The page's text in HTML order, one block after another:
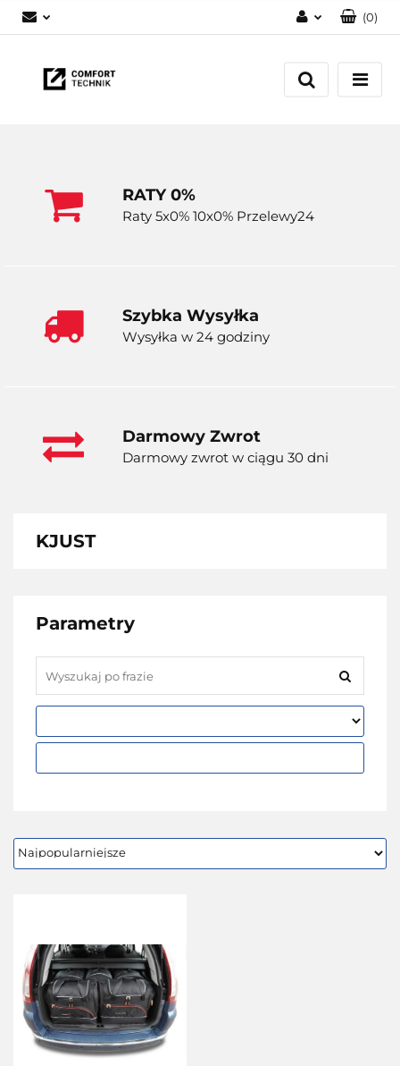
Zaloguj się
Zarejestruj się
(0)
RATY 0%
Raty 5x0% 10x0% Przelewy24
Szybka Wysyłka
Wysyłka w 24 godziny
Darmowy Zwrot
Darmowy zwrot w ciągu 30 dni
KJUST
Parametry